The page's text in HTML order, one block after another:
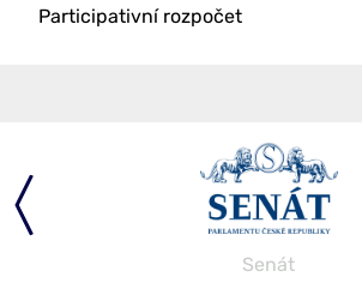
Participativní rozpočet
Senát